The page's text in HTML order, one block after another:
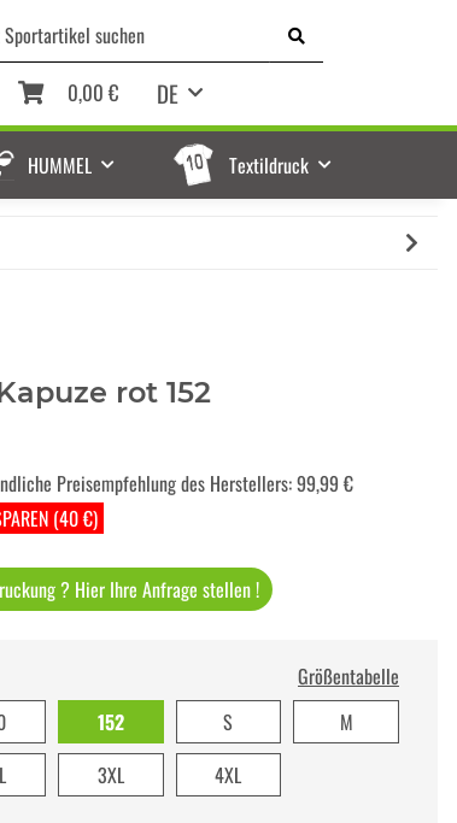
DE
0,00 €
HUMMEL Textildruck
rot 152
(40 €)
Preisempfehlung des Herstellers:99,99 €
? Hier Ihre Anfrage stellen !
Größentabelle
152 S
M
3XL 4XL